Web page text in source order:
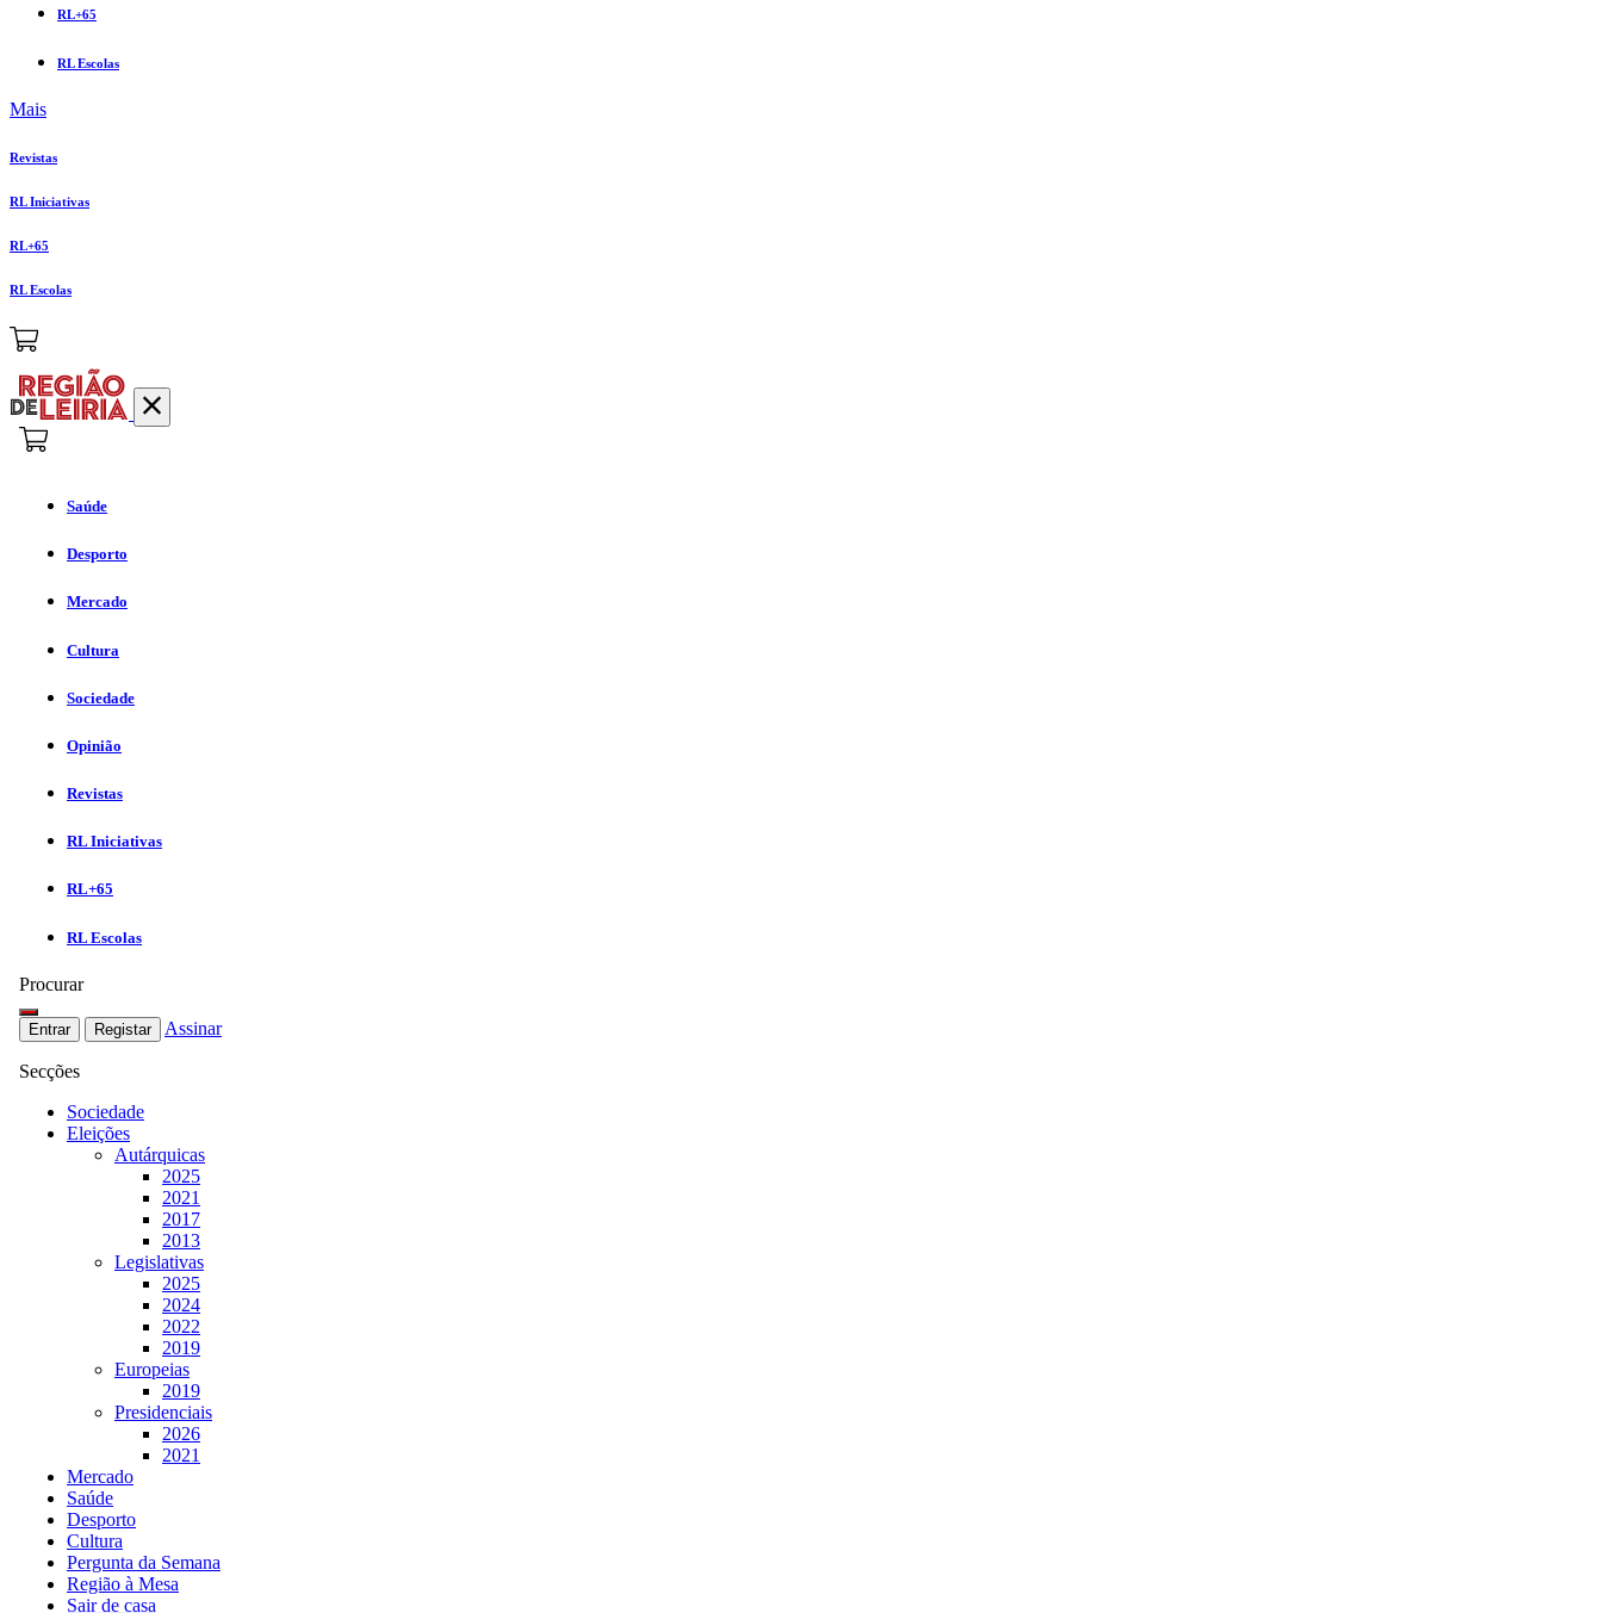
RL+65
RL Escolas
Mais
Revistas
RL Iniciativas
RL+65
RL Escolas
Saúde
Desporto
Mercado
Cultura
Sociedade
Opinião
Revistas
RL Iniciativas
RL+65
RL Escolas
Procurar
Entrar Registar Assinar
Secções
Sociedade
Eleições
Autárquicas
2025
2021
2017
2013
Legislativas
2025
2024
2022
2019
Europeias
2019
Presidenciais
2026
2021
Mercado
Saúde
Desporto
Cultura
Pergunta da Semana
Região à Mesa
Sair de casa